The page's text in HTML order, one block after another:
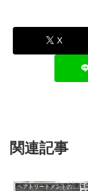
X
関連記事
ヘアトリートメントの真実